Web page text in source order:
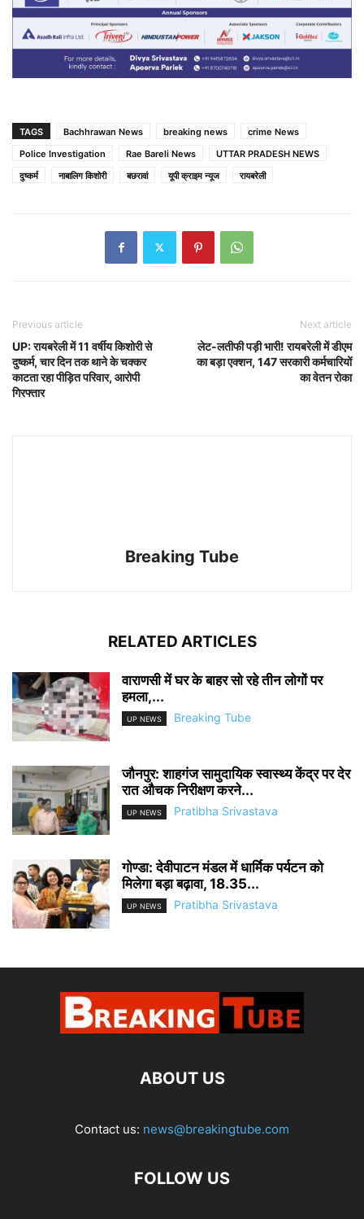
TAGS Bachhrawan News breaking news
crime News
Police Investigation
Rae Bareli News
UTTAR PRADESH NEWS
दुष्कर्म
नाबालिग किशोरी बछरावां यूपी क्राइम न्यूज रायबरेली
Previous article
UP: रायबरेली में 11 वर्षीय किशोरी से
दुष्कर्म, चार दिन तक थाने के चक्कर
काटता रहा पीड़ित परिवार, आरोपी
गिरफ्तार
Next article
लेट-लतीफी पड़ी भारी! रायबरेली में डीएम
का बड़ा एक्शन, 147 सरकारी कर्मचारियों
का वेतन रोका
Breaking Tube
RELATED ARTICLES
वाराणसी में घर के बाहर सो रहे तीन लोगों पर
हमला,...
UP NEWS Breaking Tube
जौनपुर: शाहगंज सामुदायिक स्वास्थ्य केंद्र पर देर
रात औचक निरीक्षण करने...
UP NEWS Pratibha Srivastava
गोण्डा: देवीपाटन मंडल में धार्मिक पर्यटन को
मिलेगा बड़ा बढ़ावा, 18.35...
UP NEWS Pratibha Srivastava
ABOUT US
Contact us: news@breakingtube.com
FOLLOW US